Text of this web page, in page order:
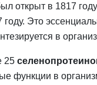
открыт в 1817
Это
в
25
функции в